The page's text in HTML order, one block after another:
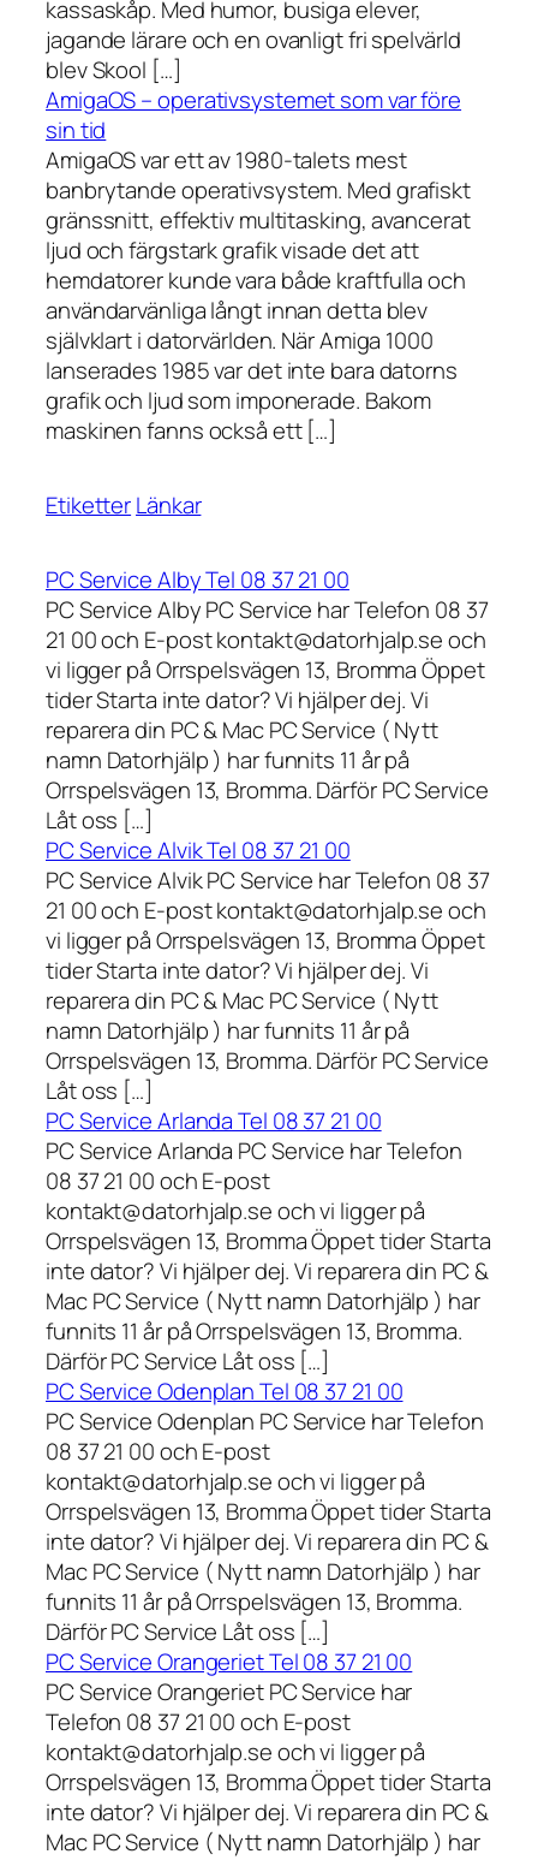
kassaskåp. Med humor, busiga elever,
jagande lärare och en ovanligt fri spelvärld
blev Skool […]
AmigaOS – operativsystemet som var före
sin tid
AmigaOS var ett av 1980-talets mest
banbrytande operativsystem. Med grafiskt
gränssnitt, effektiv multitasking, avancerat
ljud och färgstark grafik visade det att
hemdatorer kunde vara både kraftfulla och
användarvänliga långt innan detta blev
självklart i datorvärlden. När Amiga 1000
lanserades 1985 var det inte bara datorns
grafik och ljud som imponerade. Bakom
maskinen fanns också ett […]
EtiketterLänkar
PC Service Alby Tel 08 37 21 00
PC Service Alby PC Service har Telefon 08 37
21 00 och E-post kontakt@datorhjalp.se och
vi ligger på Orrspelsvägen 13, Bromma Öppet
tider Starta inte dator? Vi hjälper dej. Vi
reparera din PC & Mac PC Service ( Nytt
namn Datorhjälp ) har funnits 11 år på
Orrspelsvägen 13, Bromma. Därför PC Service
Låt oss […]
PC Service Alvik Tel 08 37 21 00
PC Service Alvik PC Service har Telefon 08 37
21 00 och E-post kontakt@datorhjalp.se och
vi ligger på Orrspelsvägen 13, Bromma Öppet
tider Starta inte dator? Vi hjälper dej. Vi
reparera din PC & Mac PC Service ( Nytt
namn Datorhjälp ) har funnits 11 år på
Orrspelsvägen 13, Bromma. Därför PC Service
Låt oss […]
PC Service Arlanda Tel 08 37 21 00
PC Service Arlanda PC Service har Telefon
08 37 21 00 och E-post
kontakt@datorhjalp.se och vi ligger på
Orrspelsvägen 13, Bromma Öppet tider Starta
inte dator? Vi hjälper dej. Vi reparera din PC &
Mac PC Service ( Nytt namn Datorhjälp ) har
funnits 11 år på Orrspelsvägen 13, Bromma.
Därför PC Service Låt oss […]
PC Service Odenplan Tel 08 37 21 00
PC Service Odenplan PC Service har Telefon
08 37 21 00 och E-post
kontakt@datorhjalp.se och vi ligger på
Orrspelsvägen 13, Bromma Öppet tider Starta
inte dator? Vi hjälper dej. Vi reparera din PC &
Mac PC Service ( Nytt namn Datorhjälp ) har
funnits 11 år på Orrspelsvägen 13, Bromma.
Därför PC Service Låt oss […]
PC Service Orangeriet Tel 08 37 21 00
PC Service Orangeriet PC Service har
Telefon 08 37 21 00 och E-post
kontakt@datorhjalp.se och vi ligger på
Orrspelsvägen 13, Bromma Öppet tider Starta
inte dator? Vi hjälper dej. Vi reparera din PC &
Mac PC Service ( Nytt namn Datorhjälp ) har